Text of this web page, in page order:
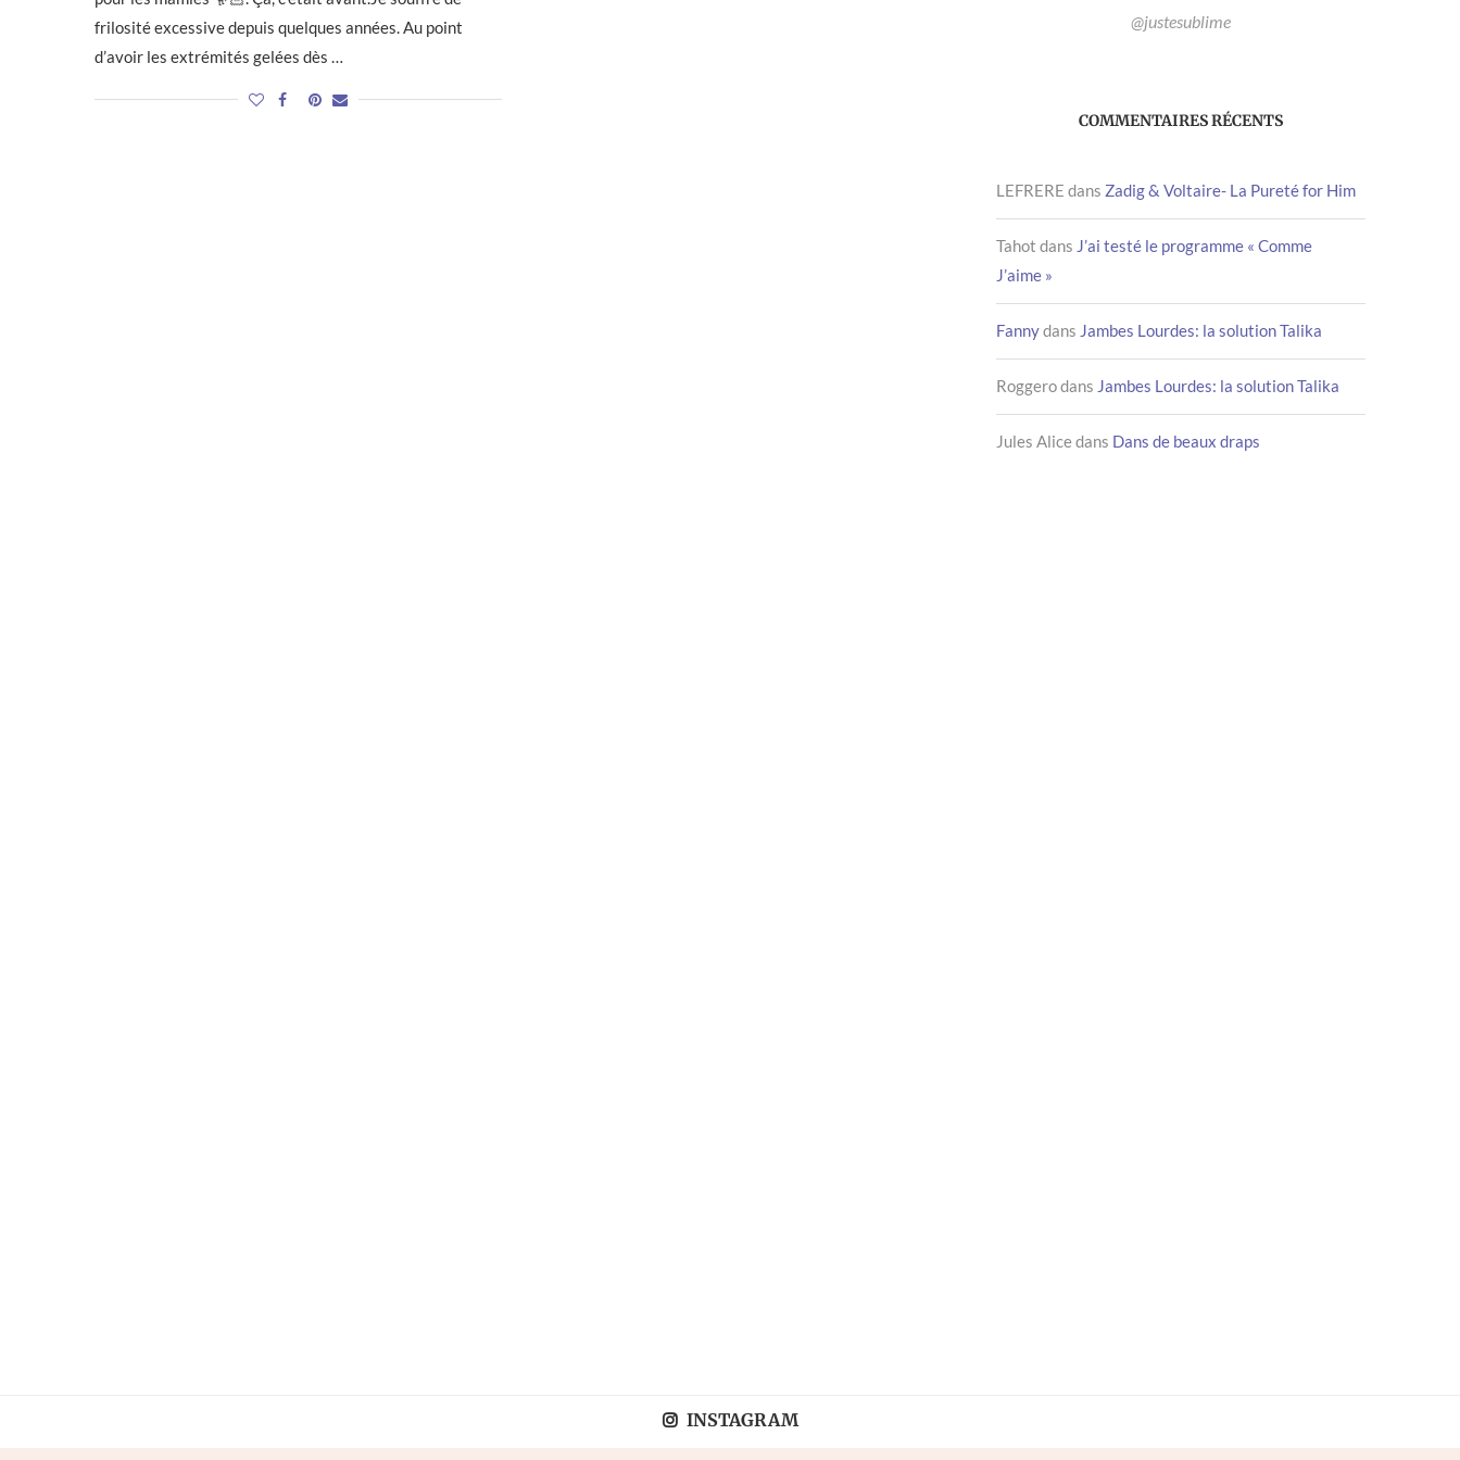
frilosité excessive depuis quelques années. Au point
d’avoir les extrémités gelées dès …
@justesublime
COMMENTAIRES RÉCENTS
LEFRERE dans Zadig & Voltaire- La Pureté for Him
Tahot dans J’ai testé le programme « Comme
J’aime »
Fannydans Jambes Lourdes: la solution Talika
Roggerodans Jambes Lourdes: la solution Talika
Jules Alicedans Dans de beaux draps
INSTAGRAM